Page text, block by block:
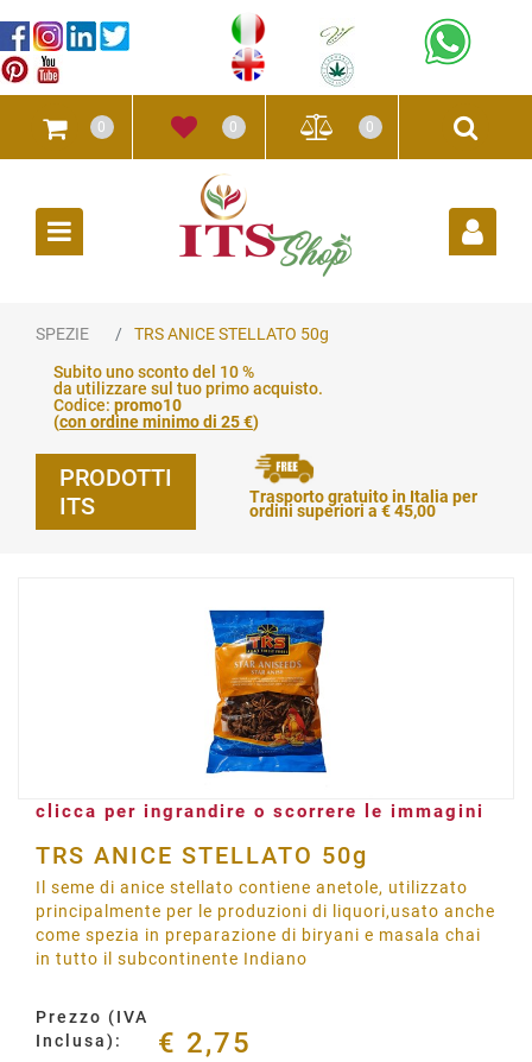
0 0 0
SPEZIE TRS ANICE STELLATO 50g
Subito uno sconto del 10 %
da utilizzare sul tuo primo acquisto.
Codice: promo10
(con ordine minimo di 25 €)
PRODOTTI
ITS
Trasporto gratuito in Italia per
ordini superiori a € 45,00
clicca per ingrandire o scorrere le immagini
TRS ANICE STELLATO 50g
Il seme di anice stellato contiene anetole, utilizzato
principalmente per le produzioni di liquori,usato anche
come spezia in preparazione di biryani e masala chai
in tutto il subcontinente Indiano
Prezzo (IVA
Inclusa):
€ 2,75